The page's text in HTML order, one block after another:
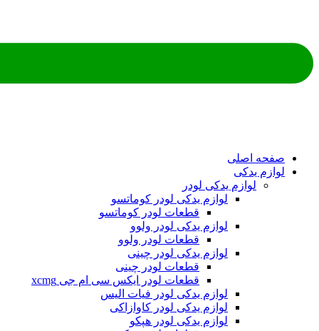
اصلی
یدکی
لوازم یدکی لودر
لوازم یدکی لودر کوماتسو
قطعات لودر کوماتسو
لوازم یدکی لودر ولوو
قطعات لودر ولوو
لوازم یدکی لودر چینی
قطعات لودر چینی
قطعات لودر ایکس سی ام جی xcmg
لوازم یدکی لودر فیات الیس
لوازم یدکی لودر کاوازاکی
لوازم یدکی لودر هپکو